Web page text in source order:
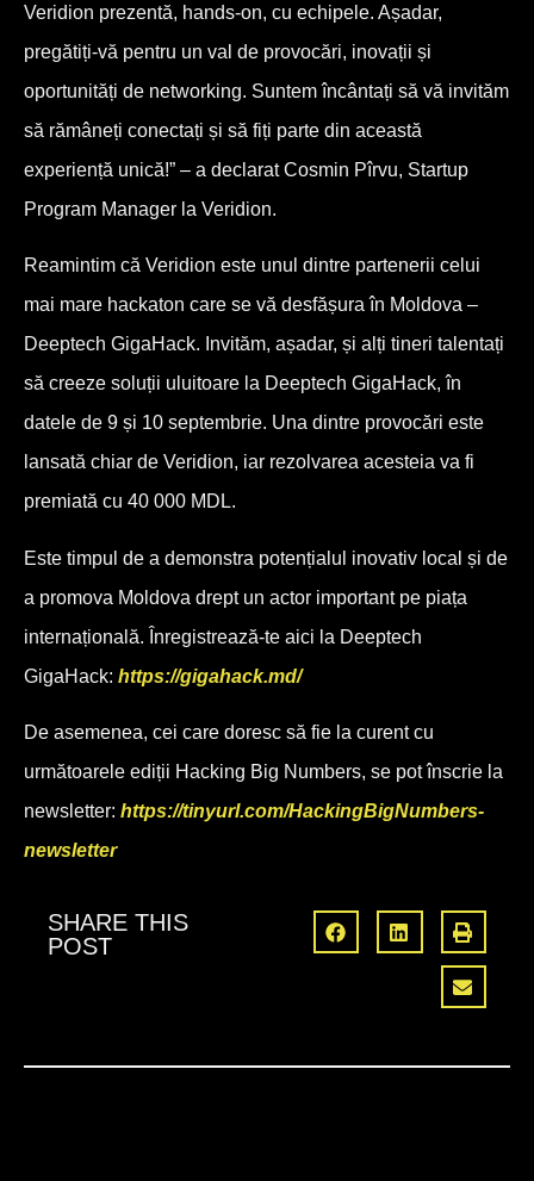
Veridion prezentă, hands-on, cu echipele. Așadar,
pregătiți-vă pentru un val de provocări, inovații și
oportunități de networking. Suntem încântați să vă invităm
să rămâneți conectați și să fiți parte din această
experiență unică!” – a declarat Cosmin Pîrvu, Startup
Program Manager la Veridion.
Reamintim că Veridion este unul dintre partenerii celui
mai mare hackaton care se vă desfășura în Moldova –
Deeptech GigaHack. Invităm, așadar, și alți tineri talentați
să creeze soluții uluitoare la Deeptech GigaHack, în
datele de 9 și 10 septembrie. Una dintre provocări este
lansată chiar de Veridion, iar rezolvarea acesteia va fi
premiată cu 40 000 MDL.
Este timpul de a demonstra potențialul inovativ local și de
a promova Moldova drept un actor important pe piața
internațională. Înregistrează-te aici la Deeptech
GigaHack: https://gigahack.md/
De asemenea, cei care doresc să fie la curent cu
următoarele ediții Hacking Big Numbers, se pot înscrie la
newsletter: https://tinyurl.com/HackingBigNumbers-
newsletter
SHARE THIS
POST